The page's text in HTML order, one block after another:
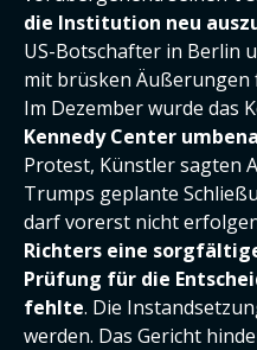
die Institution neu
US-Botschafter in Berlin
mit brüsken
Im Dezember wurde das
Kennedy Center
Protest, Künstler sagten
Trumps geplante
darf vorerst nicht
Richters eine
Prüfung für die
fehlte. Die
werden. Das Gericht